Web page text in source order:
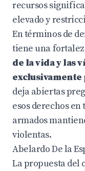
recursos
elevado y
En términos de
tiene una
de la vida y las
deja abiertas
esos derechos
armados
violentas.
Abelardo De la
La propuesta del